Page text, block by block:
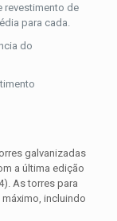
revestimento de
para cada.
do
galvanizadas
a última edição
As torres para
incluindo